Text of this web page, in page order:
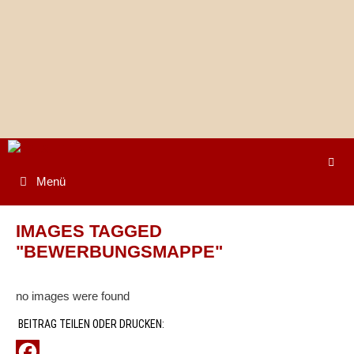
Menü
IMAGES TAGGED
"BEWERBUNGSMAPPE"
no images were found
BEITRAG TEILEN ODER DRUCKEN: